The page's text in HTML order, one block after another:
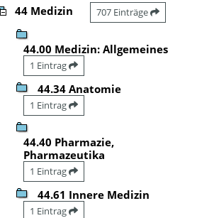
44 Medizin 707 Einträge
44.00 Medizin: Allgemeines
1 Eintrag
44.34 Anatomie
1 Eintrag
44.40 Pharmazie,
Pharmazeutika
1 Eintrag
44.61 Innere Medizin
1 Eintrag